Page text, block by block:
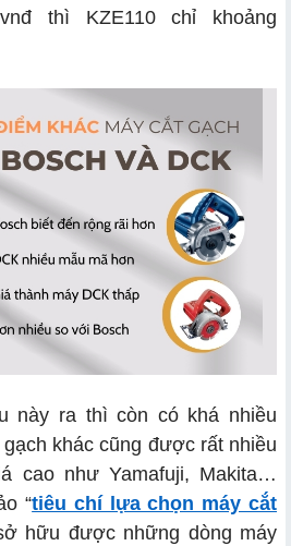
thì KZE110 chỉ khoảng
này ra thì còn có khá nhiều
khác cũng được rất nhiều
cao như Yamafuji, Makita…
“tiêu chí lựa chọn máy cắt
hữu được những dòng máy